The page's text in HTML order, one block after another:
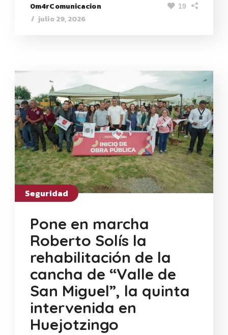
0m4rComunicacion
julio 29, 2026
19
Seguridad
Pone en marcha
Roberto Solís la
rehabilitación de la
cancha de “Valle de
San Miguel”, la quinta
intervenida en
Huejotzingo